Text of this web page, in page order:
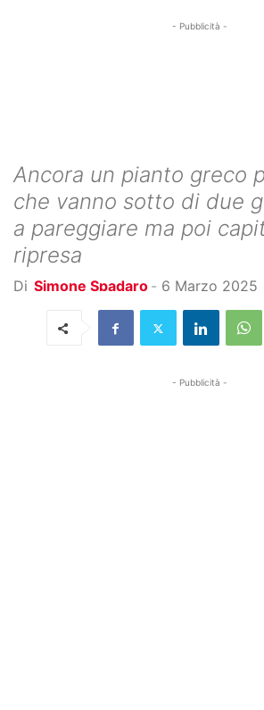
- Pubblicità -
Ancora un pianto greco
che vanno sotto di due
a pareggiare ma poi
ripresa
Di Simone Spadaro - 6 Marzo 2025
- Pubblicità -